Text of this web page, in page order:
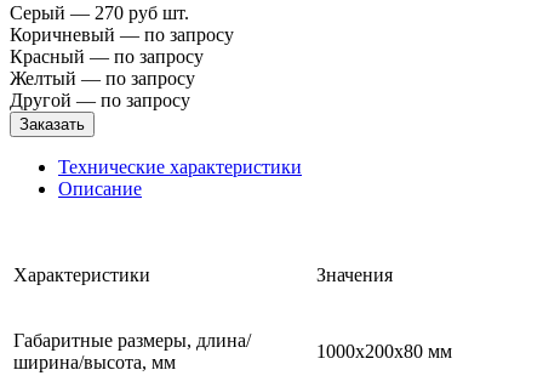
Серый — 270 руб шт.
Коричневый — по запросу
Красный — по запросу
Желтый — по запросу
Другой — по запросу
Заказать
Технические характеристики
Описание
Характеристики Значения
Габаритные размеры, длина/
ширина/высота, мм
1000х200х80 мм